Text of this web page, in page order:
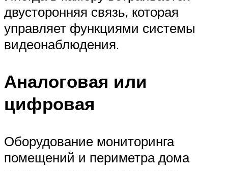
двусторонняя связь, которая
управляет функциями системы
видеонаблюдения.
Аналоговая или
цифровая
Оборудование мониторинга
помещений и периметра дома